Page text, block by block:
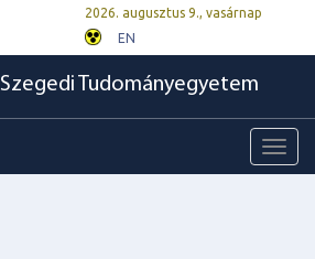
2026. augusztus 9., vasárnap
EN
Szegedi Tudományegyetem